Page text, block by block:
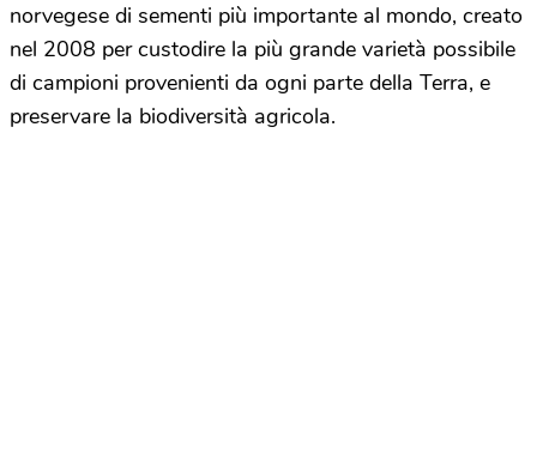
norvegese di sementi più importante al mondo, creato
nel 2008 per custodire la più grande varietà possibile
di campioni provenienti da ogni parte della Terra, e
preservare la biodiversità agricola.